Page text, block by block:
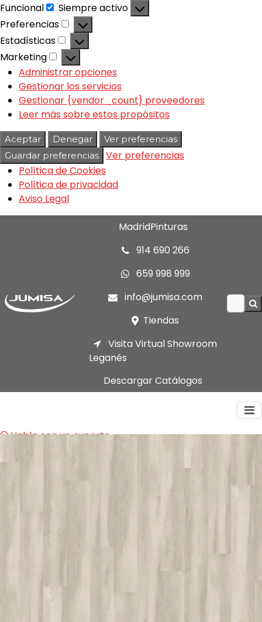
Funcional
Siempre activo
Preferencias
Estadísticas
Marketing
Administrar opciones
Gestionar los servicios
Gestionar {vendor_count} proveedores
Leer más sobre estos propósitos
Aceptar Denegar
Ver preferencias
Guardar preferencias
Ver preferencias
Política de Cookies
Política de privacidad
Aviso Legal
MadridPinturas
914 690 266
659 998 999
info@jumisa.com
Tiendas
Visita Virtual Showroom
Leganés
Descargar Catálogos
Habla con un experto